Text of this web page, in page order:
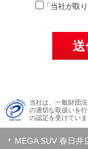
「当社が取
当社は、一般財団
の適切な取扱いを
の認定を受けていま
MEGA SUV 春日井